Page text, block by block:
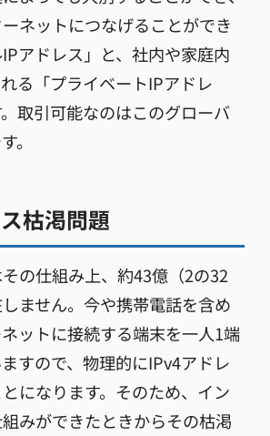
ネットにつなげることができ
アドレス」と、社内や家庭内
る「プライベートIPアドレ
取引可能なのはこのグローバ
。
枯渇問題
の仕組み上、約43億（2の32
ません。今や携帯電話を含め
ットに接続する端末を一人1端
すので、物理的にIPv4アドレ
になります。そのため、イン
みができたときからその枯渇